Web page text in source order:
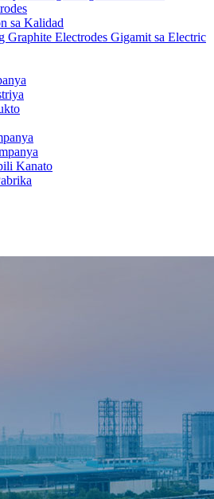
sa Kalidad
Graphite Electrodes Gigamit sa Electric
Kanato